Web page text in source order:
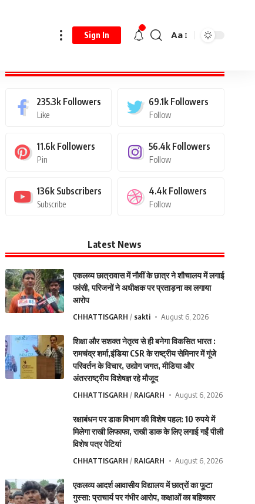
Sign In Aa
235.3k Followers
Like
69.1k Followers
Follow
11.6k Followers
Pin
56.4k Followers
Follow
136k Subscribers
Subscribe
4.4k Followers
Follow
Latest News
एकलव्य छात्रावास में नौवीं के छात्र ने शौचालय में लगाई
फांसी, परिजनों ने अधीक्षक पर प्रताड़ना का लगाया
आरोप
CHHATTISGARH sakti August 6, 2026
शिक्षा और सशक्त नेतृत्व से ही बनेगा विकसित भारत :
रामचंद्र शर्मा,इंडिया CSR के राष्ट्रीय सेमिनार में गूंजे
परिवर्तन के विचार, उद्योग जगत, मीडिया और
अंतरराष्ट्रीय विशेषज्ञ रहे मौजूद
CHHATTISGARH RAIGARH August 6, 2026
रक्षाबंधन पर डाक विभाग की विशेष पहल: 10 रुपये में
मिलेगा राखी लिफाफा, राखी डाक के लिए लगाई गईं पीली
विशेष पत्र पेटियां
CHHATTISGARH RAIGARH August 6, 2026
एकलव्य आदर्श आवासीय विद्यालय में छात्रों का फूटा
गुस्सा: प्राचार्य पर गंभीर आरोप, कक्षाओं का बहिष्कार